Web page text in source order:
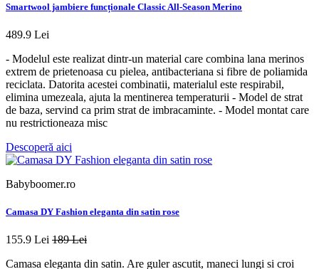
Smartwool jambiere funcționale Classic All-Season Merino
489.9 Lei
- Modelul este realizat dintr-un material care combina lana merinos
extrem de prietenoasa cu pielea, antibacteriana si fibre de poliamida
reciclata. Datorita acestei combinatii, materialul este respirabil,
elimina umezeala, ajuta la mentinerea temperaturii - Model de strat
de baza, servind ca prim strat de imbracaminte. - Model montat care
nu restrictioneaza misc
Descoperă aici
Babyboomer.ro
Camasa DY Fashion eleganta din satin rose
155.9 Lei 189 Lei
Camasa eleganta din satin. Are guler ascutit, maneci lungi si croi